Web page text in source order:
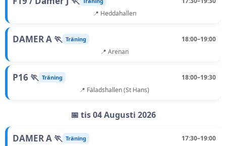
📍 Heddahallen
DAMER A 🏃 Träning
18:00–19:00
📍 Arenan
P16 🏃 Träning
18:00–19:30
📍 Fäladshallen (St Hans)
📅 tis 04 Augusti 2026
DAMER A 🏃 Träning
17:30–19:00